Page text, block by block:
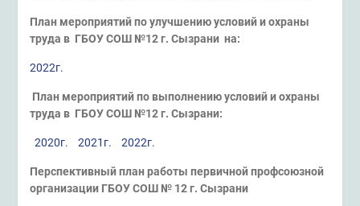
План мероприятий по улучшению условий и охраны
труда в ГБОУ СОШ №12г. Сызрани на:
2022г.
План мероприятий по выполнению условийи охраны
труда в ГБОУ СОШ №12 г. Сызрани:
2020г. 2021г. 2022г.
Перспективный план работы первичной профсоюзной
организации ГБОУ СОШ № 12 г. Сызрани